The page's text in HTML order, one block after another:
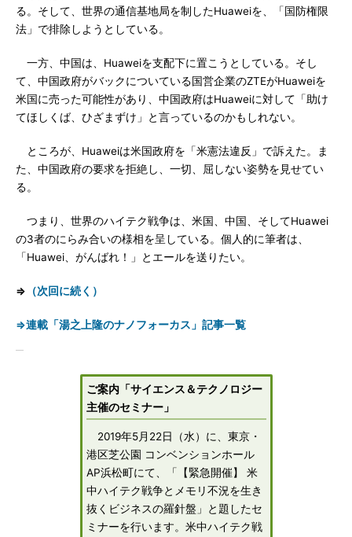
る。そして、世界の通信基地局を制したHuaweiを、「国防権限
法」で排除しようとしている。
一方、中国は、Huaweiを支配下に置こうとしている。そし
て、中国政府がバックについている国営企業のZTEがHuaweiを
米国に売った可能性があり、中国政府はHuaweiに対して「助け
てほしくば、ひざまずけ」と言っているのかもしれない。
ところが、Huaweiは米国政府を「米憲法違反」で訴えた。ま
た、中国政府の要求を拒絶し、一切、屈しない姿勢を見せてい
る。
つまり、世界のハイテク戦争は、米国、中国、そしてHuawei
の3者のにらみ合いの様相を呈している。個人的に筆者は、
「Huawei、がんばれ！」とエールを送りたい。
⇒ （次回に続く）
⇒連載「湯之上隆のナノフォーカス」記事一覧
ご案内「サイエンス＆テクノロジー
主催のセミナー」
2019年5月22日（水）に、東京・
港区芝公園 コンベンションホール
AP浜松町にて、「【緊急開催】 米
中ハイテク戦争とメモリ不況を生き
抜くビジネスの羅針盤」と題したセ
ミナーを行います。米中ハイテク戦